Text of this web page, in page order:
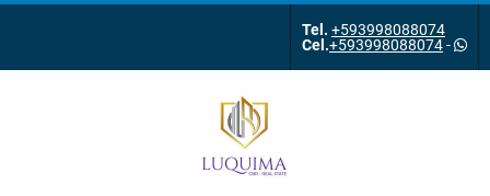
Tel. +593998088074
Cel.+593998088074-